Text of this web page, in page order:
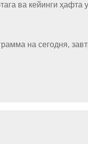
ва кейинги ҳафта
на сегодня,